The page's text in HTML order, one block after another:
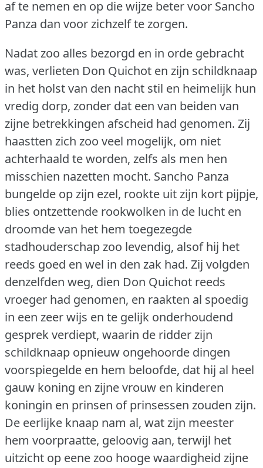
af te nemen en op die wijze beter voor Sancho
Panza dan voor zichzelf te zorgen.
Nadat zoo alles bezorgd en in orde gebracht
was, verlieten Don Quichot en zijn schildknaap
in het holst van den nacht stil en heimelijk hun
vredig dorp, zonder dat een van beiden van
zijne betrekkingen afscheid had genomen. Zij
haastten zich zoo veel mogelijk, om niet
achterhaald te worden, zelfs als men hen
misschien nazetten mocht. Sancho Panza
bungelde op zijn ezel, rookte uit zijn kort pijpje,
blies ontzettende rookwolken in de lucht en
droomde van het hem toegezegde
stadhouderschap zoo levendig, alsof hij het
reeds goed en wel in den zak had. Zij volgden
denzelfden weg, dien Don Quichot reeds
vroeger had genomen, en raakten al spoedig
in een zeer wijs en te gelijk onderhoudend
gesprek verdiept, waarin de ridder zijn
schildknaap opnieuw ongehoorde dingen
voorspiegelde en hem beloofde, dat hij al heel
gauw koning en zijne vrouw en kinderen
koningin en prinsen of prinsessen zouden zijn.
De eerlijke knaap nam al, wat zijn meester
hem voorpraatte, geloovig aan, terwijl het
uitzicht op eene zoo hooge waardigheid zijne